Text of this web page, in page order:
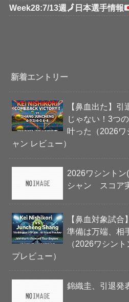
Week28:7/13週 🗾 日本選手情報
新着エントリー
【鼻血出た】
じゃない！3つ
叶った（2026
ャン レビュー）
2026ワシント
シャン スコア
【鼻血対象試合
準備は万端、相
（2026ワシン
プレビュー）
錦織圭、引退発